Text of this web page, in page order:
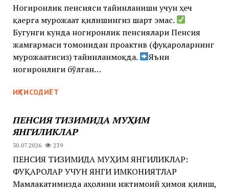
Ногиронлик пенсияси тайинланиши учун ҳеч
қаерга мурожаат қилишингиз шарт эмас.
Бугунги кунда ногиронлик пенсиялари Пенсия
жамғармаси томонидан проактив (фуқароларнинг
мурожаатисиз) тайинланмоқда. ‍‍
Яъни
ногиронлиги бўлган…
ИҚТИСОДИЁТ
ПЕНСИЯ ТИЗИМИДА МУҲИМ
ЯНГИЛИКЛАР
30.07.2026 239
ПЕНСИЯ ТИЗИМИДА МУҲИМ ЯНГИЛИКЛАР:
ФУҚАРОЛАР УЧУН ЯНГИ ИМКОНИЯТЛАР
Мамлакатимизда аҳолини ижтимоий ҳимоя қилиш,